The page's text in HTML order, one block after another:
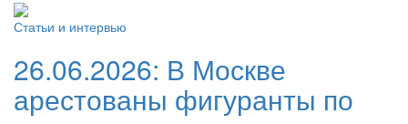
Статьи и интервью
26.06.2026: В Москве
арестованы фигуранты по